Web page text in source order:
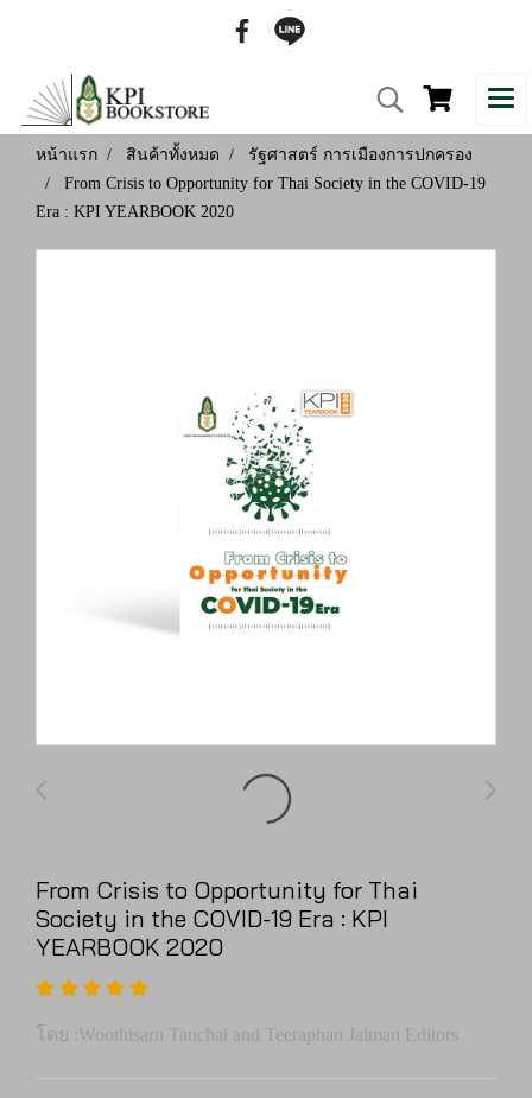
หน้าแรก สินค้าทั้งหมด
รัฐศาสตร์ การเมืองการปกครอง
From Crisis to Opportunity for Thai Society in the COVID-19
Era : KPI YEARBOOK 2020
From Crisis to Opportunity for Thai
Society in the COVID-19 Era : KPI
YEARBOOK 2020
โดย :Woothisarn Tanchai and Teeraphan Jaiman Editors